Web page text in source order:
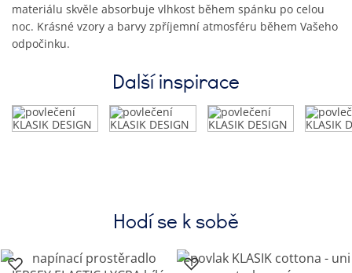
materiálu skvěle absorbuje vlhkost během spánku po celou
noc. Krásné vzory a barvy zpříjemní atmosféru během Vašeho
odpočinku.
Další inspirace
Hodí se k sobě